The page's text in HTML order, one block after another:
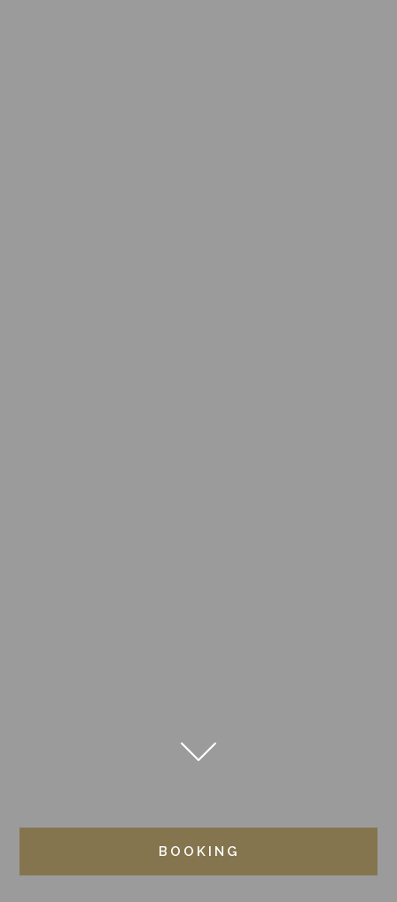
BOOKING